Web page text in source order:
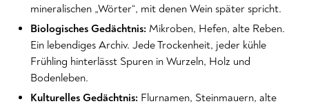
mineralischen „Wörter“, mit denen Wein später spricht.
Biologisches Gedächtnis: Mikroben, Hefen, alte Reben.
Ein lebendiges Archiv. Jede Trockenheit, jeder kühle
Frühling hinterlässt Spuren in Wurzeln, Holz und
Bodenleben.
Kulturelles Gedächtnis: Flurnamen, Steinmauern, alte